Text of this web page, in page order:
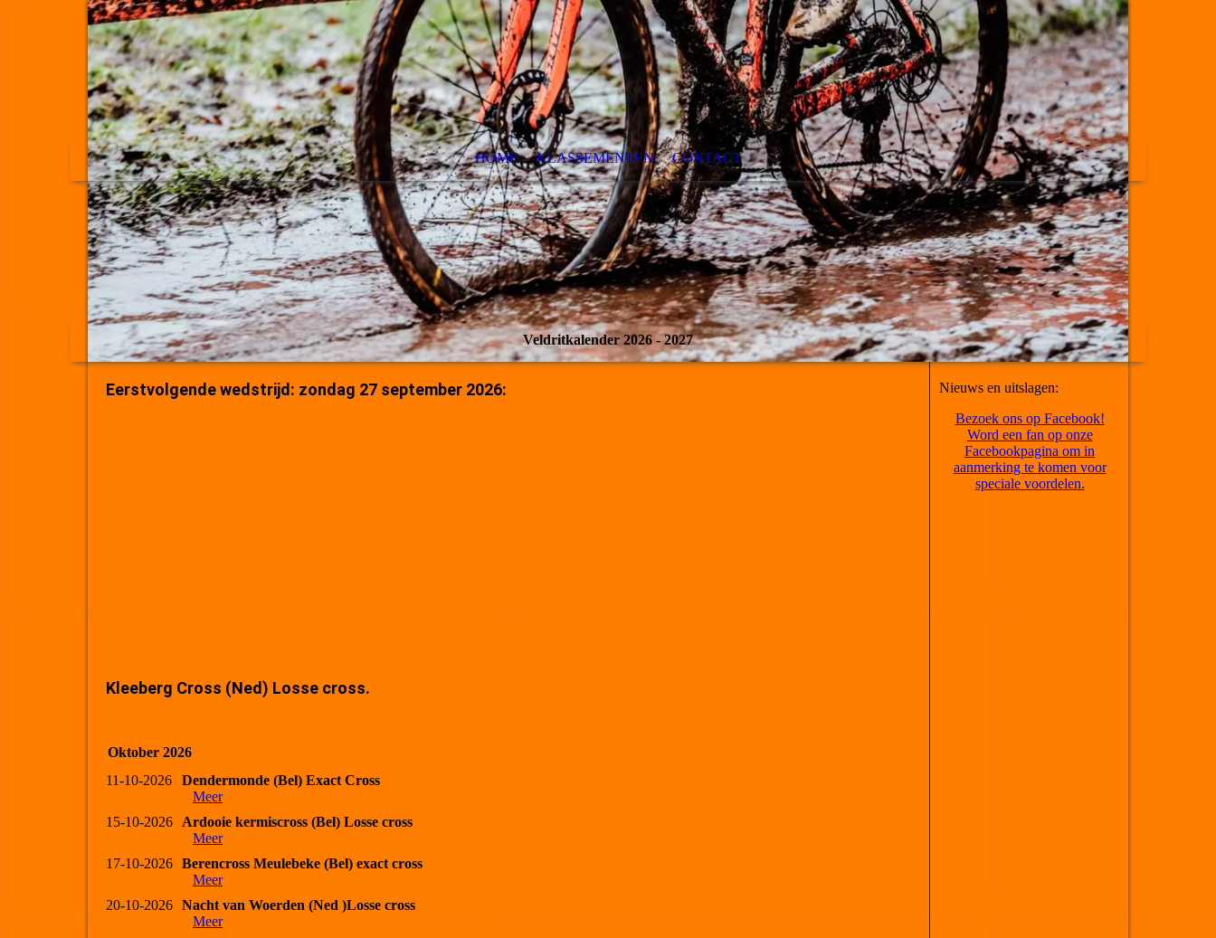
HOME KLASSEMENTEN CONTACT
Veldritkalender 2026 - 2027
Eerstvolgende wedstrijd: zondag 27 september 2026:
Kleeberg Cross (Ned) Losse cross.
Oktober 2026
11-10-2026
Dendermonde (Bel) Exact Cross
Meer
15-10-2026
Ardooie kermiscross (Bel) Losse cross
Meer
17-10-2026 Berencross Meulebeke (Bel) exact cross
Meer
20-10-2026 Nacht van Woerden (Ned )Losse cross
Meer
Nieuws en uitslagen:
Bezoek ons op Facebook!
Word een fan op onze
Facebookpagina om in
aanmerking te komen voor
speciale voordelen.